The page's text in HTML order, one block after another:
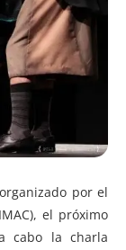
por el
el próximo
cabo la charla